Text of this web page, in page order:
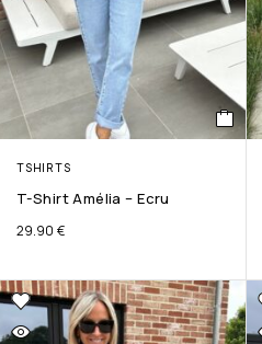
TSHIRTS
T-Shirt Amélia – Ecru
29.90 €